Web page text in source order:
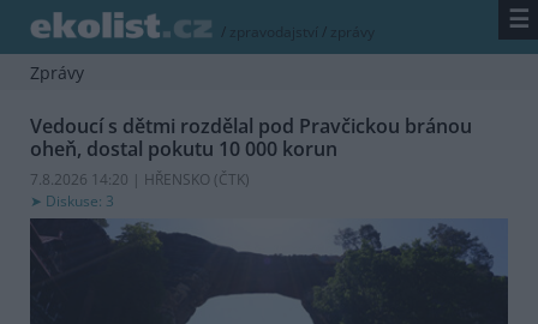
/ zpravodajství / zprávy ☰
Zprávy
Vedoucí s dětmi rozdělal pod Pravčickou bránou
oheň, dostal pokutu 10 000 korun
7.8.2026 14:20 | HŘENSKO (ČTK)
Diskuse: 3